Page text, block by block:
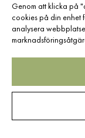
Varumärken
Genom att klicka på
cookies på din enhet
analysera